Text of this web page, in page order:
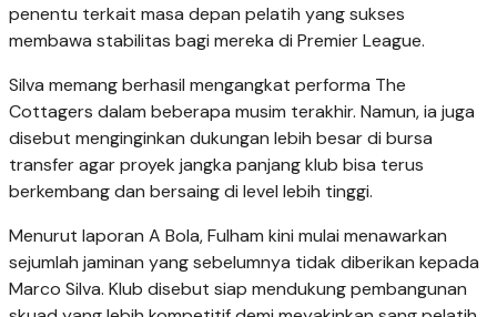
penentu terkait masa depan pelatih yang sukses
membawa stabilitas bagi mereka di Premier League.
Silva memang berhasil mengangkat performa The
Cottagers dalam beberapa musim terakhir. Namun, ia juga
disebut menginginkan dukungan lebih besar di bursa
transfer agar proyek jangka panjang klub bisa terus
berkembang dan bersaing di level lebih tinggi.
Menurut laporan A Bola, Fulham kini mulai menawarkan
sejumlah jaminan yang sebelumnya tidak diberikan kepada
Marco Silva. Klub disebut siap mendukung pembangunan